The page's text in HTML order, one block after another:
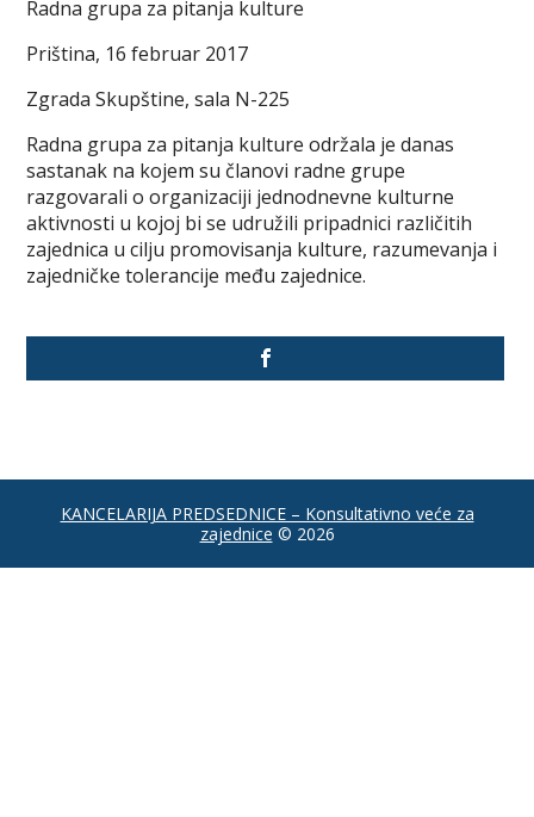
Radna grupa za pitanja kulture
Priština, 16 februar 2017
Zgrada Skupštine, sala N-225
Radna grupa za pitanja kulture održala je danas
sastanak na kojem su članovi radne grupe
razgovarali o organizaciji jednodnevne kulturne
aktivnosti u kojoj bi se udružili pripadnici različitih
zajednica u cilju promovisanja kulture, razumevanja i
zajedničke tolerancije među zajednice.
KANCELARIJA PREDSEDNICE – Konsultativno veće za
zajednice © 2026